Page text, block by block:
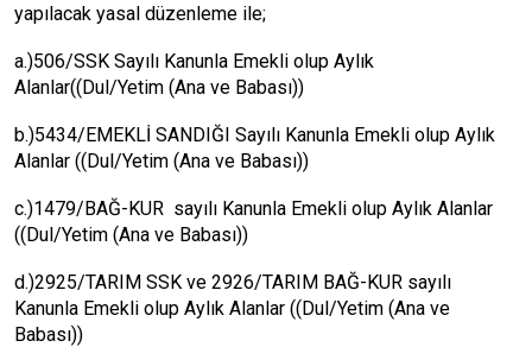
yapılacak yasal düzenleme ile;
a.)506/SSK Sayılı Kanunla Emekli olup Aylık
Alanlar((Dul/Yetim (Ana ve Babası))
b.)5434/EMEKLİ SANDIĞI Sayılı Kanunla Emekli olup Aylık
Alanlar ((Dul/Yetim (Ana ve Babası))
c.)1479/BAĞ-KUR sayılı Kanunla Emekli olup Aylık Alanlar
((Dul/Yetim (Ana ve Babası))
d.)2925/TARIM SSK ve 2926/TARIM BAĞ-KUR sayılı
Kanunla Emekli olup Aylık Alanlar ((Dul/Yetim (Ana ve
Babası))